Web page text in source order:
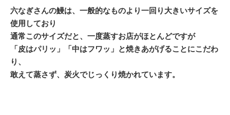
六なぎさんの鰻は、一般的なものより一回り大きいサイズを
使用しており
通常このサイズだと、一度蒸すお店がほとんどですが
「皮はパリッ」「中はフワッ」と焼きあがげることにこだわ
り、
敢えて蒸さず、炭火でじっくり焼かれています。